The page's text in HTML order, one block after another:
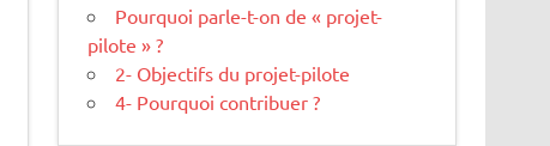
Pourquoi parle-t-on de « projet-
pilote » ?
2- Objectifs du projet-pilote
4- Pourquoi contribuer ?